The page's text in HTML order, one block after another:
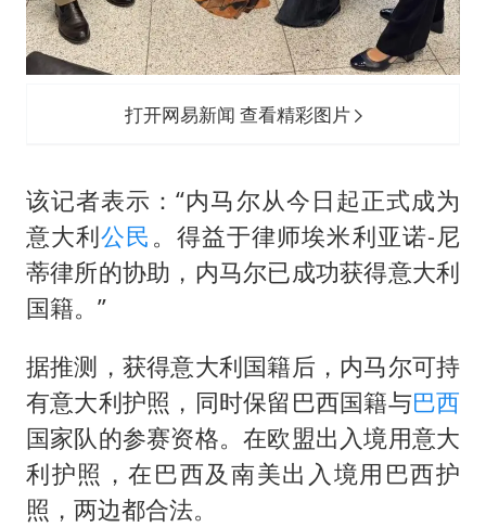
打开网易新闻 查看精彩图片
该记者表示：“内马尔从今日起正式成为
意大利公民 。得益于律师埃米利亚诺-尼
蒂律所的协助，内马尔已成功获得意大利
国籍。”
据推测，获得意大利国籍后，内马尔可持
有意大利护照，同时保留巴西国籍与巴西
国家队的参赛资格。在欧盟出入境用意大
利护照，在巴西及南美出入境用巴西护
照，两边都合法。